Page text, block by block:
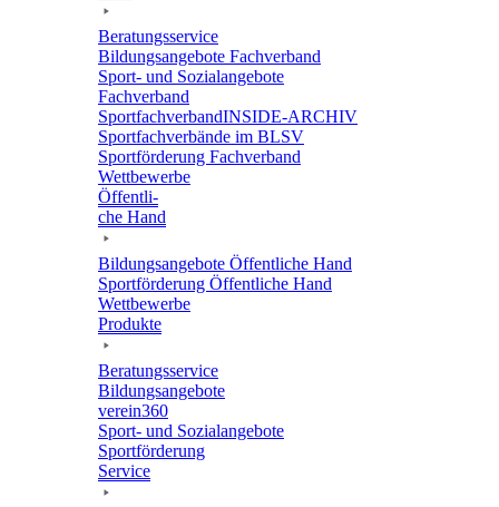
Bera­tungs­ser­vice
Bildungs­an­ge­bote Fachverband
Sport- und Sozi­al­an­ge­bote
Fachverband
Sport­fach­ver­ban­d­IN­SIDE-ARCHIV
Sport­fach­ver­bände im BLSV
Sport­för­de­rung Fachverband
Wett­be­werbe
Öffent­li­
che Hand
Bildungs­an­ge­bote Öffent­li­che Hand
Sport­för­de­rung Öffent­li­che Hand
Wett­be­werbe
Produkte
Bera­tungs­ser­vice
Bildungs­an­ge­bote
verein360
Sport- und Sozialangebote
Sport­för­de­rung
Service